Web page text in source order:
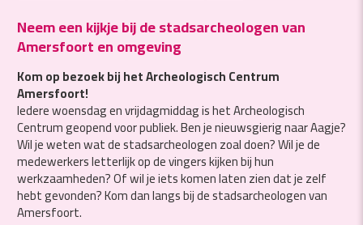
Neem een kijkje bij de stadsarcheologen van
Amersfoort en omgeving
Kom op bezoek bij het Archeologisch Centrum
Amersfoort!
Iedere woensdag en vrijdagmiddag is het Archeologisch
Centrum geopend voor publiek. Ben je nieuwsgierig naar Aagje?
Wil je weten wat de stadsarcheologen zoal doen? Wil je de
medewerkers letterlijk op de vingers kijken bij hun
werkzaamheden? Of wil je iets komen laten zien dat je zelf
hebt gevonden? Kom dan langs bij de stadsarcheologen van
Amersfoort.